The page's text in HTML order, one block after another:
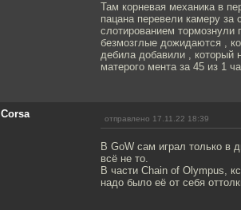
Там корневая механика в
пацана перевели камеру за
слотированием тормознули
безмозглые дожидаются ,
дебила добавили , который
матерого мента за 45 из 1
Corsa отправлено 17.11.22 18:39
В GoW сам играл только в
всё не то.
В части Chain of Olympus,
надо было её от себя